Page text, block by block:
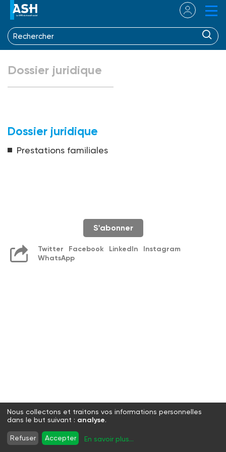
Dossier juridique
Dossier juridique
Prestations familiales
S'abonner
Twitter Facebook LinkedIn
Instagram
WhatsApp
Nous collectons et traitons vos informations personnelles
dans le but suivant : analyse.
Refuser Accepter En savoir plus...